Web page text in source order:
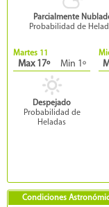
Parcialmente
Probabilidad de
Martes 11
Max 17º Min 1º
Despejado
Probabilidad de
Heladas
Condiciones